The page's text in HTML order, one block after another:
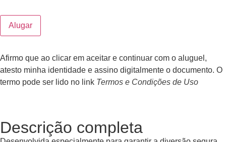
Alugar
Afirmo que ao clicar em aceitar e continuar com o aluguel,
atesto minha identidade e assino digitalmente o documento. O
termo pode ser lido no link Termos e Condições de Uso
Descrição completa